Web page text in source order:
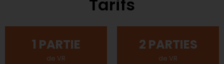
Tarifs
1 PARTIE
de VR
2 PARTIES
de VR